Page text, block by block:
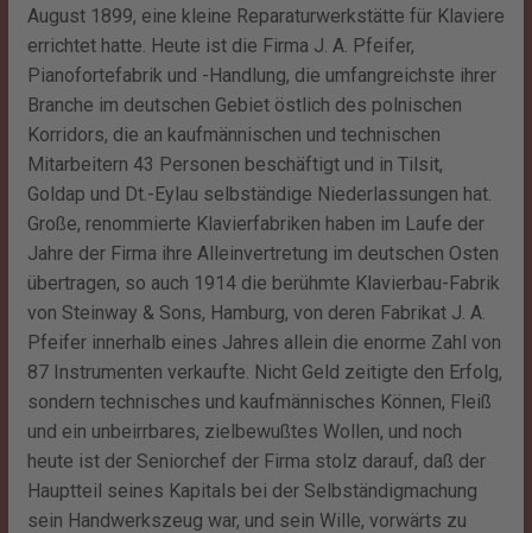
August 1899, eine kleine Reparaturwerkstätte für Klaviere
errichtet hatte. Heute ist die Firma J. A. Pfeifer,
Pianofortefabrik und -Handlung, die umfangreichste ihrer
Branche im deutschen Gebiet östlich des polnischen
Korridors, die an kaufmännischen und technischen
Mitarbeitern 43 Personen beschäftigt und in Tilsit,
Goldap und Dt.-Eylau selbständige Niederlassungen hat.
Große, renommierte Klavierfabriken haben im Laufe der
Jahre der Firma ihre Alleinvertretung im deutschen Osten
übertragen, so auch 1914 die berühmte Klavierbau-Fabrik
von Steinway & Sons, Hamburg, von deren Fabrikat J. A.
Pfeifer innerhalb eines Jahres allein die enorme Zahl von
87 Instrumenten verkaufte. Nicht Geld zeitigte den Erfolg,
sondern technisches und kaufmännisches Können, Fleiß
und ein unbeirrbares, zielbewußtes Wollen, und noch
heute ist der Seniorchef der Firma stolz darauf, daß der
Hauptteil seines Kapitals bei der Selbständigmachung
sein Handwerkszeug war, und sein Wille, vorwärts zu